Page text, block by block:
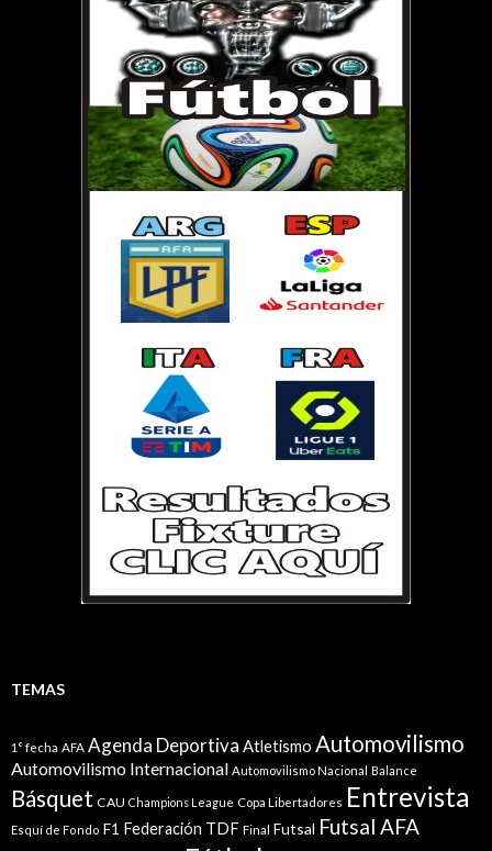
TEMAS
1° fecha AFA Agenda Deportiva Atletismo Automovilismo
Automovilismo Internacional Automovilismo Nacional Balance
Básquet CAU Champions League Copa Libertadores Entrevista
Esquí de Fondo F1 Federación TDF Final Futsal Futsal AFA